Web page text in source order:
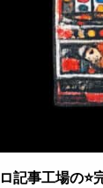
記事工場の⭐